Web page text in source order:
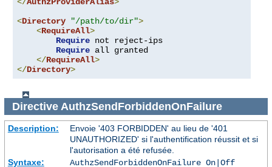
</AuthzProviderAlias>
<Directory "/path/to/dir">
<RequireAll>
Require not reject-ips
Require all granted
</RequireAll>
</Directory>
Directive AuthzSendForbiddenOnFailure
Description:
Envoie '403 FORBIDDEN' au lieu de '401
UNAUTHORIZED' si l'authentification réussit et si
l'autorisation a été refusée.
Syntaxe:
AuthzSendForbiddenOnFailure On|Off